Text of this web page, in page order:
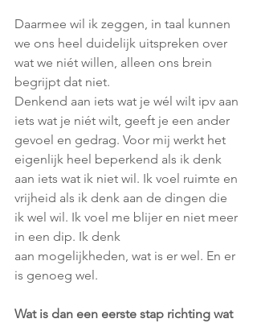
Daarmee wil ik zeggen, in taal kunnen
we ons heel duidelijk uitspreken over
wat we niét willen, alleen ons brein
begrijpt dat niet.
Denkend aan iets wat je wél wilt ipv aan
iets wat je niét wilt, geeft je een ander
gevoel en gedrag. Voor mij werkt het
eigenlijk heel beperkend als ik denk
aan iets wat ik niet wil. Ik voel ruimte en
vrijheid als ik denk aan de dingen die
ik wel wil. Ik voel me blijer en niet meer
in een dip. Ik denk
aan mogelijkheden, wat is er wel. En er
is genoeg wel.
Wat is dan een eerste stap richting wat